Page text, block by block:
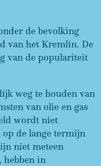
de bevolking
van het Kremlin. De
van de populariteit
weg te houden van
van olie en gas
wordt niet
de lange termijn
niet meteen
hebben in